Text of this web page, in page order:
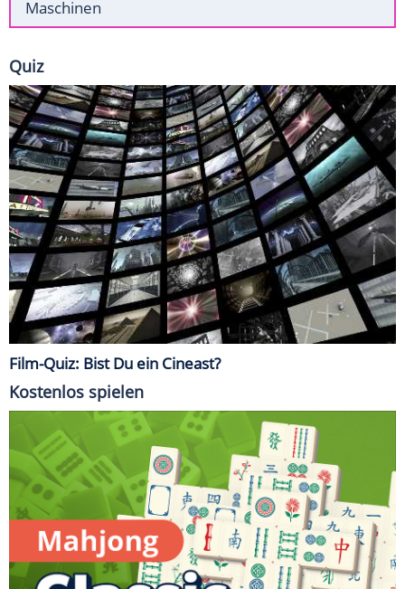
Maschinen
Quiz
Film-Quiz: Bist Du ein Cineast?
Kostenlos spielen